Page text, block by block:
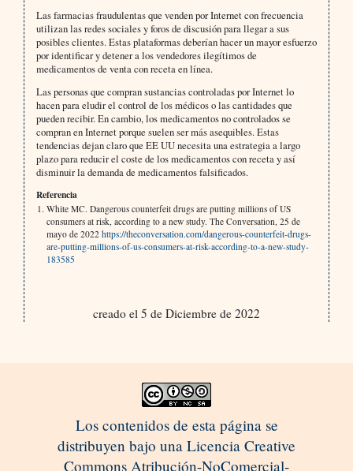
Las farmacias fraudulentas que venden por Internet con frecuencia
utilizan las redes sociales y foros de discusión para llegar a sus
posibles clientes. Estas plataformas deberían hacer un mayor esfuerzo
por identificar y detener a los vendedores ilegítimos de
medicamentos de venta con receta en línea.
Las personas que compran sustancias controladas por Internet lo
hacen para eludir el control de los médicos o las cantidades que
pueden recibir. En cambio, los medicamentos no controlados se
compran en Internet porque suelen ser más asequibles. Estas
tendencias dejan claro que EE UU necesita una estrategia a largo
plazo para reducir el coste de los medicamentos con receta y así
disminuir la demanda de medicamentos falsificados.
Referencia
White MC. Dangerous counterfeit drugs are putting millions of US
consumers at risk, according to a new study. The Conversation, 25 de
mayo de 2022 https://theconversation.com/dangerous-counterfeit-drugs-
are-putting-millions-of-us-consumers-at-risk-according-to-a-new-study-
183585
creado el 5 de Diciembre de 2022
Los contenidos de esta página se
distribuyen bajo una Licencia Creative
Commons Atribución-NoComercial-